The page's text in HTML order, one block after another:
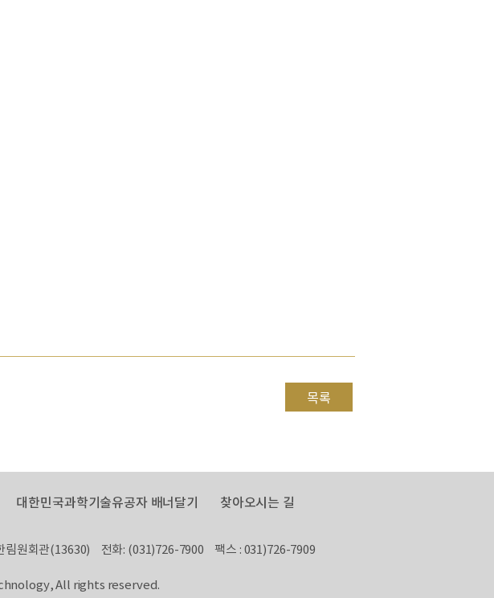
목록
대한민국과학기술유공자 배너달기 찾아오시는 길
림원회관(13630) 전화: (031)726-7900
팩스 : 031)726-7909
All rights reserved.